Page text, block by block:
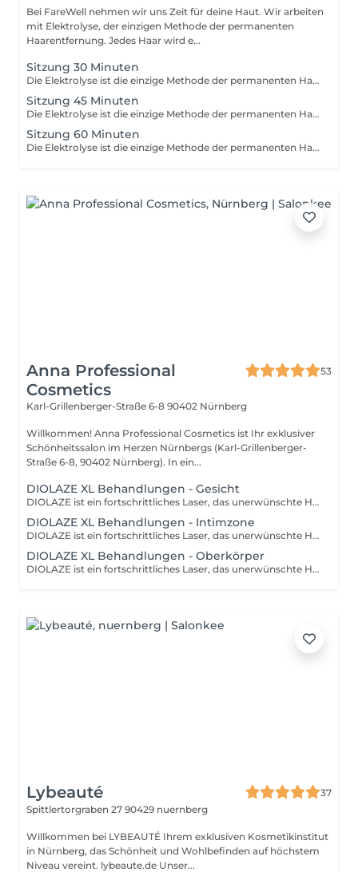
Bei FareWell nehmen wir uns Zeit für deine Haut. Wir arbeiten
mit Elektrolyse, der einzigen Methode der permanenten
Haarentfernung. Jedes Haar wird e...
Sitzung 30 Minuten
Die Elektrolyse ist die einzige Methode der permanenten Haarentfernung und eignet sich für alle Haarfarben und Hauttypen. Bei FareWell arbeiten wir mit höchster Präzision indem jedes Haar einzeln an der Wurzel deaktiviert wird. So erzielen wir permanente und zuverlässige Ergebnisse auch an Bereichen wo Laser oder andere dauerhaft reduzierende Methoden an ihre Grenzen stoßen. Während der Behandlung arbeiten wir schonend und hygienisch und passen die Intensität individuell an Ihre Haut und Haarstruktur an. Die Elektrolyse ist besonders geeignet für empfindliche Zonen wie Gesicht Hals Bikini aber auch für kleine hartnäckige Bereiche am Körper. Vor Beginn prüfen wir immer die Hautbeschaffenheit und eventuelle Kontraindikationen damit die Behandlung sicher und optimal für Sie verläuft. Auf Wunsch kombinieren wir die Elektrolyse auch mit vorbereitenden oder beruhigenden Pflegeoptionen um das Ergebnis und den Komfort weiter zu verbessern. Bei FareWell setzen wir auf langfristige Betreuung und begleiten Sie Schritt für Schritt bis zur vollständigen Haarfreiheit.
Sitzung 45 Minuten
Die Elektrolyse ist die einzige Methode der permanenten Haarentfernung und eignet sich für alle Haarfarben und Hauttypen. Bei FareWell arbeiten wir mit höchster Präzision indem jedes Haar einzeln an der Wurzel deaktiviert wird. So erzielen wir permanente und zuverlässige Ergebnisse auch an Bereichen wo Laser oder andere dauerhaft reduzierende Methoden an ihre Grenzen stoßen. Während der Behandlung arbeiten wir schonend und hygienisch und passen die Intensität individuell an Ihre Haut und Haarstruktur an. Die Elektrolyse ist besonders geeignet für empfindliche Zonen wie Gesicht Hals Bikini aber auch für kleine hartnäckige Bereiche am Körper. Vor Beginn prüfen wir immer die Hautbeschaffenheit und eventuelle Kontraindikationen damit die Behandlung sicher und optimal für Sie verläuft. Auf Wunsch kombinieren wir die Elektrolyse auch mit vorbereitenden oder beruhigenden Pflegeoptionen um das Ergebnis und den Komfort weiter zu verbessern. Bei FareWell setzen wir auf langfristige Betreuung und begleiten Sie Schritt für Schritt bis zur vollständigen Haarfreiheit.
Sitzung 60 Minuten
Die Elektrolyse ist die einzige Methode der permanenten Haarentfernung und eignet sich für alle Haarfarben und Hauttypen. Bei FareWell arbeiten wir mit höchster Präzision indem jedes Haar einzeln an der Wurzel deaktiviert wird. So erzielen wir permanente und zuverlässige Ergebnisse auch an Bereichen wo Laser oder andere dauerhaft reduzierende Methoden an ihre Grenzen stoßen. Während der Behandlung arbeiten wir schonend und hygienisch und passen die Intensität individuell an Ihre Haut und Haarstruktur an. Die Elektrolyse ist besonders geeignet für empfindliche Zonen wie Gesicht Hals Bikini aber auch für kleine hartnäckige Bereiche am Körper. Vor Beginn prüfen wir immer die Hautbeschaffenheit und eventuelle Kontraindikationen damit die Behandlung sicher und optimal für Sie verläuft. Auf Wunsch kombinieren wir die Elektrolyse auch mit vorbereitenden oder beruhigenden Pflegeoptionen um das Ergebnis und den Komfort weiter zu verbessern. Bei FareWell setzen wir auf langfristige Betreuung und begleiten Sie Schritt für Schritt bis zur vollständigen Haarfreiheit.
Anna Professional
Cosmetics
53
Karl-Grillenberger-Straße 6-8 90402 Nürnberg
Willkommen! Anna Professional Cosmetics ist Ihr exklusiver
Schönheitssalon im Herzen Nürnbergs (Karl-Grillenberger-
Straße 6-8, 90402 Nürnberg). In ein...
DIOLAZE XL Behandlungen - Gesicht
DIOLAZE ist ein fortschrittliches Laser, das unerwünschte Haare sicher, schonend und dauerhaft eliminiert. Kombination von Wirsamkeit, Patientenkomfort und Geschwindigkeit macht den Diolaze XL zu einem führenden Haarentfernungsmittel-Laser. Individuelle Pakete auf Anfrage bis zu 20 % Ersparnis bei Buchung von mehrere Zonen Sprechen Sie uns an. Bitte erscheinen Sie ca. 5 min früher zum Termin, da Sie die Einverständniserklärung noch ausfüllen müssen.
DIOLAZE XL Behandlungen - Intimzone
DIOLAZE ist ein fortschrittliches Laser, das unerwünschte Haare sicher, schonend und dauerhaft eliminiert. Kombination von Wirsamkeit, Patientenkomfort und Geschwindigkeit macht den Diolaze XL zu einem führenden Haarentfernungsmittel-Laser. Individuelle Pakete auf Anfrage bis zu 20 % Ersparnis bei Buchung von mehrere Zonen Sprechen Sie uns an. Bitte erscheinen Sie ca. 5 min früher zum Termin, da Sie die Einverständniserklärung noch ausfüllen müssen.
DIOLAZE XL Behandlungen - Oberkörper
DIOLAZE ist ein fortschrittliches Laser, das unerwünschte Haare sicher, schonend und dauerhaft eliminiert. Kombination von Wirsamkeit, Patientenkomfort und Geschwindigkeit macht den Diolaze XL zu einem führenden Haarentfernungsmittel-Laser. Individuelle Pakete auf Anfrage bis zu 20 % Ersparnis bei Buchung von mehrere Zonen Sprechen Sie uns an. Bitte erscheinen Sie ca. 5 min früher zum Termin, da Sie die Einverständniserklärung noch ausfüllen müssen.
Lybeauté
37
Spittlertorgraben 27 90429 nuernberg
Willkommen bei LYBEAUTÉ Ihrem exklusiven Kosmetikinstitut
in Nürnberg, das Schönheit und Wohlbefinden auf höchstem
Niveau vereint. lybeaute.de Unser...